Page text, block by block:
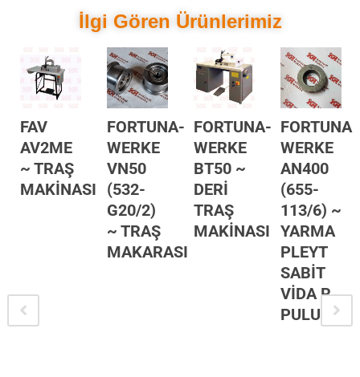
İlgi Gören Ürünlerimiz
FAV
AV2ME
~ TRAŞ
MAKİNASI
FORTUNA-
WERKE
VN50
(532-
G20/2)
~ TRAŞ
MAKARASI
FORTUNA-
WERKE
BT50 ~
DERİ
TRAŞ
MAKİNASI
FORTUNA-
WERKE
AN400
(655-
113/6) ~
YARMA
PLEYT
SABİT
VİDA R
PULU